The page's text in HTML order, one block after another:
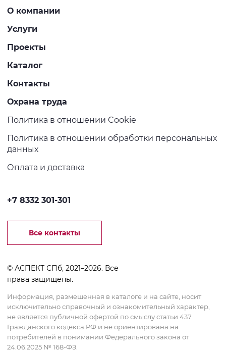
О компании
Услуги
Проекты
Каталог
Контакты
Охрана труда
Политика в отношении Cookie
Политика в отношении обработки персональных
данных
Оплата и доставка
+7 8332 301-301
Все контакты
© АСПЕКТ СПб, 2021–2026. Все
права защищены.
Информация, размещенная в каталоге и на сайте, носит
исключительно справочный и ознакомительный характер,
не является публичной офертой по смыслу статьи 437
Гражданского кодекса РФ и не ориентирована на
потребителей в понимании Федерального закона от
24.06.2025 № 168-ФЗ.